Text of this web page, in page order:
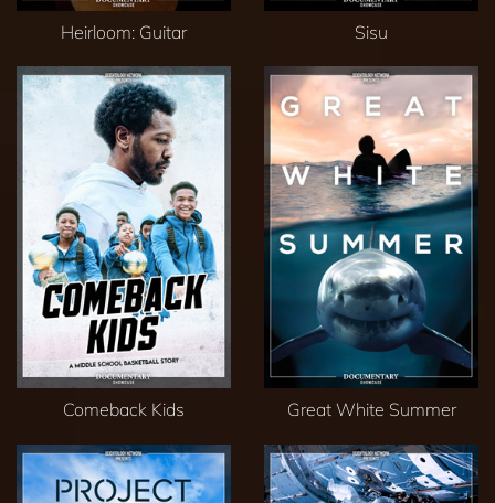
Heirloom: Guitar Sisu
Comeback Kids Great White Summer